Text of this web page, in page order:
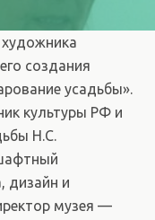
создания
усадьбы».
культуры РФ и
Н.С.
дизайн и
музея —